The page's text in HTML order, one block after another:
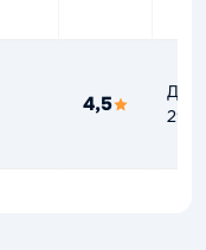
4,5
До